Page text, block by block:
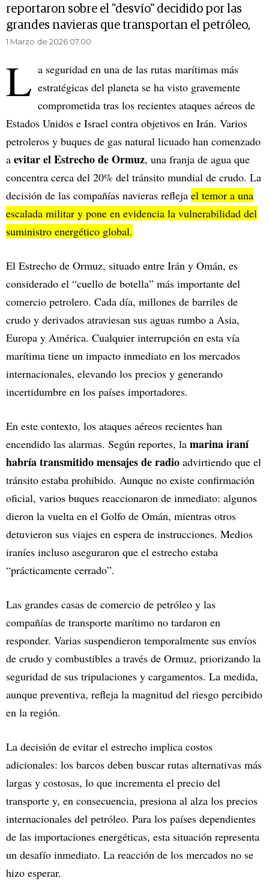
reportaron sobre el "desvío" decidido por las
grandes navieras que transportan el petróleo,
1 Marzo de 2026 07.00
L a seguridad en una de las rutas marítimas más
estratégicas del planeta se ha visto gravemente
comprometida tras los recientes ataques aéreos de
Estados Unidos e Israel contra objetivos en Irán. Varios
petroleros y buques de gas natural licuado han comenzado
a evitar el Estrecho de Ormuz, una franja de agua que
concentra cerca del 20% del tránsito mundial de crudo. La
decisión de las compañías navieras refleja el temor a una
escalada militar y pone en evidencia la vulnerabilidad del
suministro energético global.
El Estrecho de Ormuz, situado entre Irán y Omán, es
considerado el “cuello de botella” más importante del
comercio petrolero. Cada día, millones de barriles de
crudo y derivados atraviesan sus aguas rumbo a Asia,
Europa y América. Cualquier interrupción en esta vía
marítima tiene un impacto inmediato en los mercados
internacionales, elevando los precios y generando
incertidumbre en los países importadores.
En este contexto, los ataques aéreos recientes han
encendido las alarmas. Según reportes, la marina iraní
habría transmitido mensajes de radio advirtiendo que el
tránsito estaba prohibido. Aunque no existe confirmación
oficial, varios buques reaccionaron de inmediato: algunos
dieron la vuelta en el Golfo de Omán, mientras otros
detuvieron sus viajes en espera de instrucciones. Medios
iraníes incluso aseguraron que el estrecho estaba
“prácticamente cerrado”.
Las grandes casas de comercio de petróleo y las
compañías de transporte marítimo no tardaron en
responder. Varias suspendieron temporalmente sus envíos
de crudo y combustibles a través de Ormuz, priorizando la
seguridad de sus tripulaciones y cargamentos. La medida,
aunque preventiva, refleja la magnitud del riesgo percibido
en la región.
La decisión de evitar el estrecho implica costos
adicionales: los barcos deben buscar rutas alternativas más
largas y costosas, lo que incrementa el precio del
transporte y, en consecuencia, presiona al alza los precios
internacionales del petróleo. Para los países dependientes
de las importaciones energéticas, esta situación representa
un desafío inmediato. La reacción de los mercados no se
hizo esperar.